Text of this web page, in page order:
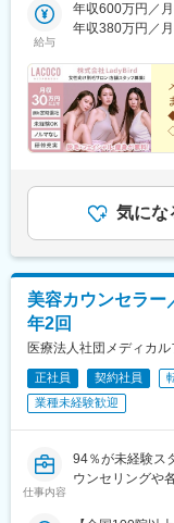
梨県／岐阜県／
県／兵庫県／奈
県／長崎県／大
で勤務OK》▼店
coco.com/salon/
ケ谷駅、葭川公
座駅、町田駅、
野々市駅(ＩＲい
駅、西掛川駅、
河安城駅、美合
県)、名鉄名古屋
駅、岡田浦駅、
西大寺駅、伯耆
長瀬駅、倉敷駅
西駅、西４丁目
駅、千葉中央駅
グランドプラザ
駅、高槻市駅、
中央駅(大阪モノ
駅、岡山駅、倉
県)、新宿駅、有
高津駅(神奈川県
給与
年収600万円／
年収380万円／
気にな
美容カウンセラー
年2回
医療法人社団メディカ
正社員 契約社員
業種未経験歓迎
仕事内容
94％が未経験ス
ウンセリングや